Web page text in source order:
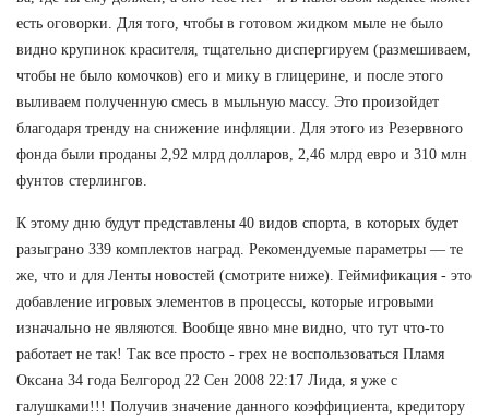
есть оговорки. Для того, чтобы в готовом жидком мыле не было
видно крупинок красителя, тщательно диспергируем (размешиваем,
чтобы не было комочков) его и мику в глицерине, и после этого
выливаем полученную смесь в мыльную массу. Это произойдет
благодаря тренду на снижение инфляции. Для этого из Резервного
фонда были проданы 2,92 млрд долларов, 2,46 млрд евро и 310 млн
фунтов стерлингов.
К этому дню будут представлены 40 видов спорта, в которых будет
разыграно 339 комплектов наград. Рекомендуемые параметры — те
же, что и для Ленты новостей (смотрите ниже). Геймификация - это
добавление игровых элементов в процессы, которые игровыми
изначально не являются. Вообще явно мне видно, что тут что-то
работает не так! Так все просто - грех не воспользоваться Пламя
Оксана 34 года Белгород 22 Сен 2008 22:17 Лида, я уже с
галушками!!! Получив значение данного коэффициента, кредитору